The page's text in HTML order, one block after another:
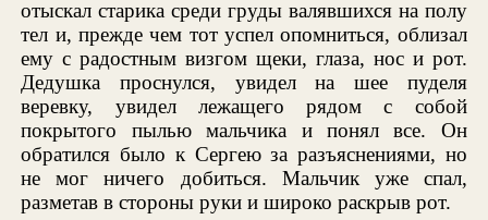
отыскал старика среди груды валявшихся на полу
тел и, прежде чем тот успел опомниться, облизал
ему с радостным визгом щеки, глаза, нос и рот.
Дедушка проснулся, увидел на шее пуделя
веревку, увидел лежащего рядом с собой
покрытого пылью мальчика и понял все. Он
обратился было к Сергею за разъяснениями, но
не мог ничего добиться. Мальчик уже спал,
разметав в стороны руки и широко раскрыв рот.